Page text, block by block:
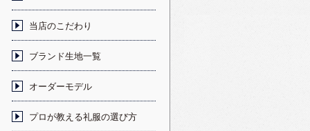
当店のこだわり
ブランド生地一覧
オーダーモデル
プロが教える礼服の選び方